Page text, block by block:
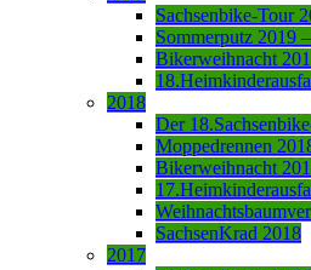
Sachsenbike-Tour
Sommerputz 2019
Bikerweihnacht
2018
Der
Moppedrennen
Bikerweihnacht
SachsenKrad 2018
2017